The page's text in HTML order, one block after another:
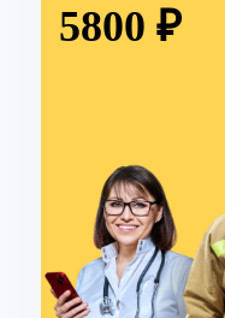
5800 ₽